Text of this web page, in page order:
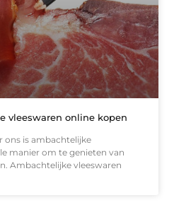
vleeswaren online kopen
ons is ambachtelijke
manier om te genieten van
Ambachtelijke vleeswaren